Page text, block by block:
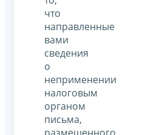
что
направленные
вами
сведения
о
неприменении
налоговым
органом
письма,
размещенного